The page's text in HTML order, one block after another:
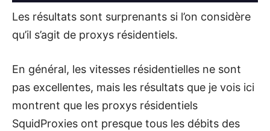
Les résultats sont surprenants si l’on considère
qu’il s’agit de proxys résidentiels.
En général, les vitesses résidentielles ne sont
pas excellentes, mais les résultats que je vois ici
montrent que les proxys résidentiels
SquidProxies ont presque tous les débits des